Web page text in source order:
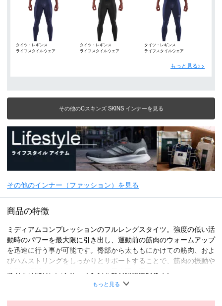
タイツ・レギンス
ライフスタイルウェア
タイツ・レギンス
ライフスタイルウェア
タイツ・レギンス
ライフスタイルウェア
もっと見る>>
その他のCスキンズ SKINS インナーを見る
その他のインナー（ファッション）を見る
商品の特徴
ミディアムコンプレッションのフルレングスタイツ。強度の低い活
動時のパワーを最大限に引き出し、運動前の筋肉のウォームアップ
を迅速に行う事が可能です。臀部から太ももにかけての筋肉、およ
びハムストリングをしっかりとサポートすることで、筋肉の振動や
疲労を軽減し、パフォーマンスを最大限に高めます。
もっと見る